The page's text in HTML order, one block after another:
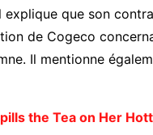
explique que son
de Cogeco
Il mentionne
the Tea on Her